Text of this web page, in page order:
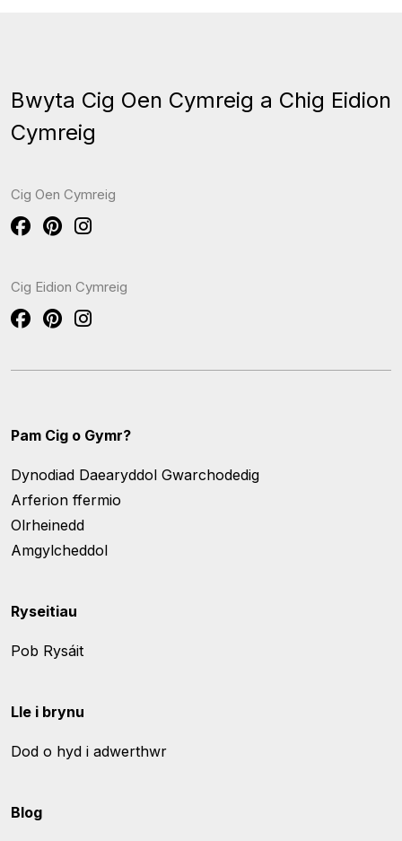
Bwyta Cig Oen Cymreig a Chig Eidion
Cymreig
Cig Oen Cymreig
Cig Eidion Cymreig
Pam Cig o Gymr?
Dynodiad Daearyddol Gwarchodedig
Arferion ffermio
Olrheinedd
Amgylcheddol
Ryseitiau
Pob Rysáit
Lle i brynu
Dod o hyd i adwerthwr
Blog